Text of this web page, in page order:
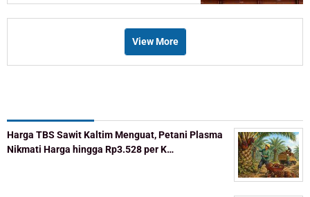
View More
Harga TBS Sawit Kaltim Menguat, Petani Plasma
Nikmati Harga hingga Rp3.528 per K…